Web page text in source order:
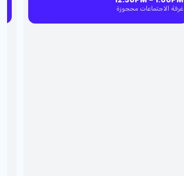
غرفة الاجتماعات محجوزة